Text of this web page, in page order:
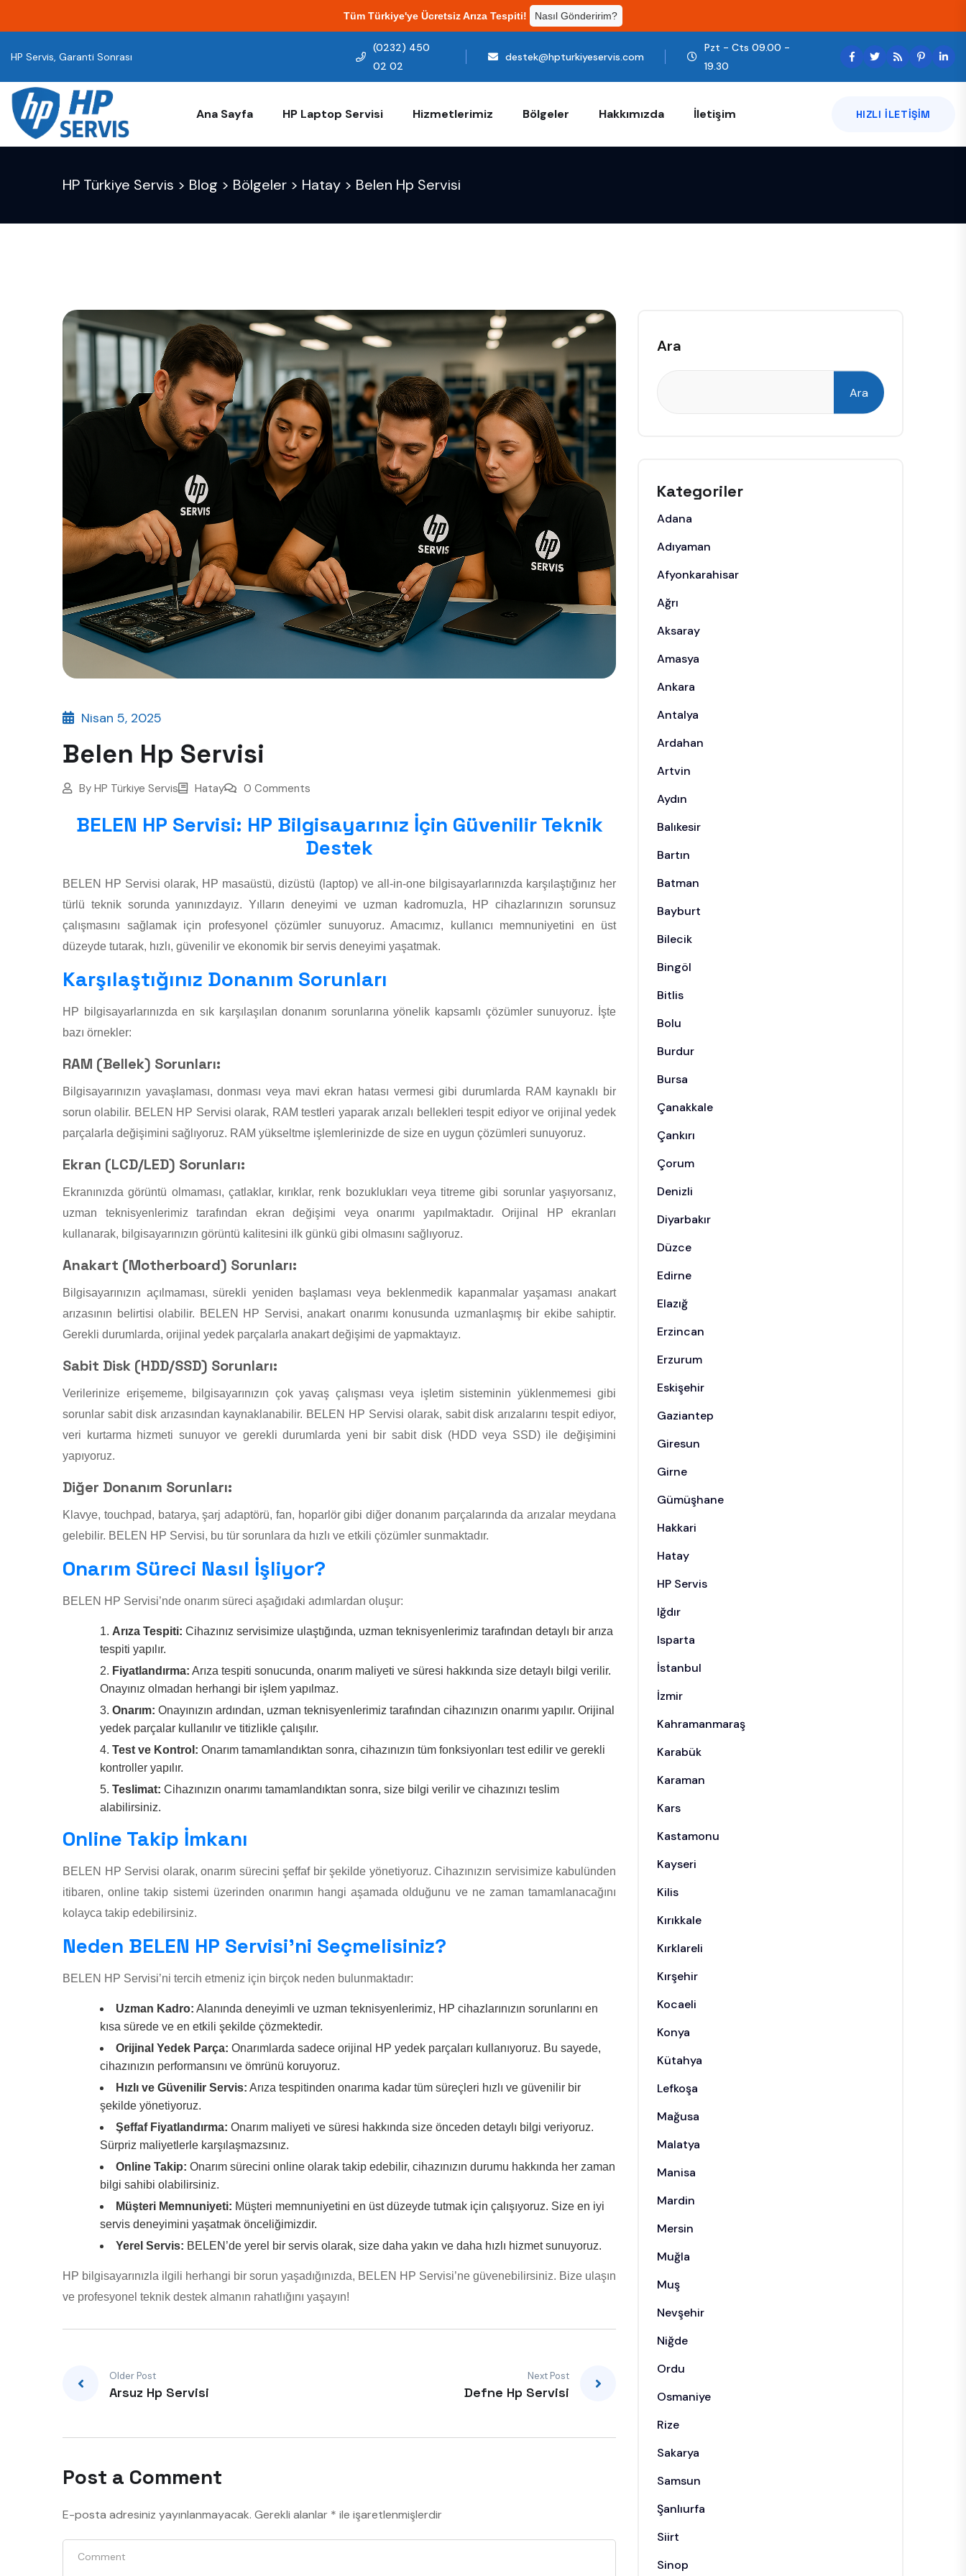
Tüm Türkiye'ye Ücretsiz Arıza Tespiti! Nasıl Gönderirim?
HP Servis, Garanti Sonrası
(0232) 450
02 02
destek@hpturkiyeservis.com
Pzt - Cts 09.00 -
19.30
Ana Sayfa HP Laptop Servisi Hizmetlerimiz Bölgeler Hakkımızda İletişim HIZLI ILETIŞIM
HP Türkiye Servis > Blog > Bölgeler > Hatay > Belen Hp Servisi
Nisan 5, 2025
Belen Hp Servisi
By HP Türkiye Servis Hatay 0 Comments
BELEN HP Servisi: HP Bilgisayarınız İçin Güvenilir Teknik
Destek
BELEN HP Servisi olarak, HP masaüstü, dizüstü (laptop) ve all-in-one bilgisayarlarınızda karşılaştığınız her
türlü teknik sorunda yanınızdayız. Yılların deneyimi ve uzman kadromuzla, HP cihazlarınızın sorunsuz
çalışmasını sağlamak için profesyonel çözümler sunuyoruz. Amacımız, kullanıcı memnuniyetini en üst
düzeyde tutarak, hızlı, güvenilir ve ekonomik bir servis deneyimi yaşatmak.
Karşılaştığınız Donanım Sorunları
HP bilgisayarlarınızda en sık karşılaşılan donanım sorunlarına yönelik kapsamlı çözümler sunuyoruz. İşte
bazı örnekler:
RAM (Bellek) Sorunları:
Bilgisayarınızın yavaşlaması, donması veya mavi ekran hatası vermesi gibi durumlarda RAM kaynaklı bir
sorun olabilir. BELEN HP Servisi olarak, RAM testleri yaparak arızalı bellekleri tespit ediyor ve orijinal yedek
parçalarla değişimini sağlıyoruz. RAM yükseltme işlemlerinizde de size en uygun çözümleri sunuyoruz.
Ekran (LCD/LED) Sorunları:
Ekranınızda görüntü olmaması, çatlaklar, kırıklar, renk bozuklukları veya titreme gibi sorunlar yaşıyorsanız,
uzman teknisyenlerimiz tarafından ekran değişimi veya onarımı yapılmaktadır. Orijinal HP ekranları
kullanarak, bilgisayarınızın görüntü kalitesini ilk günkü gibi olmasını sağlıyoruz.
Anakart (Motherboard) Sorunları:
Bilgisayarınızın açılmaması, sürekli yeniden başlaması veya beklenmedik kapanmalar yaşaması anakart
arızasının belirtisi olabilir. BELEN HP Servisi, anakart onarımı konusunda uzmanlaşmış bir ekibe sahiptir.
Gerekli durumlarda, orijinal yedek parçalarla anakart değişimi de yapmaktayız.
Sabit Disk (HDD/SSD) Sorunları:
Verilerinize erişememe, bilgisayarınızın çok yavaş çalışması veya işletim sisteminin yüklenmemesi gibi
sorunlar sabit disk arızasından kaynaklanabilir. BELEN HP Servisi olarak, sabit disk arızalarını tespit ediyor,
veri kurtarma hizmeti sunuyor ve gerekli durumlarda yeni bir sabit disk (HDD veya SSD) ile değişimini
yapıyoruz.
Diğer Donanım Sorunları:
Klavye, touchpad, batarya, şarj adaptörü, fan, hoparlör gibi diğer donanım parçalarında da arızalar meydana
gelebilir. BELEN HP Servisi, bu tür sorunlara da hızlı ve etkili çözümler sunmaktadır.
Onarım Süreci Nasıl İşliyor?
BELEN HP Servisi’nde onarım süreci aşağıdaki adımlardan oluşur:
Arıza Tespiti: Cihazınız servisimize ulaştığında, uzman teknisyenlerimiz tarafından detaylı bir arıza
tespiti yapılır.
Fiyatlandırma: Arıza tespiti sonucunda, onarım maliyeti ve süresi hakkında size detaylı bilgi verilir.
Onayınız olmadan herhangi bir işlem yapılmaz.
Onarım: Onayınızın ardından, uzman teknisyenlerimiz tarafından cihazınızın onarımı yapılır. Orijinal
yedek parçalar kullanılır ve titizlikle çalışılır.
Test ve Kontrol: Onarım tamamlandıktan sonra, cihazınızın tüm fonksiyonları test edilir ve gerekli
kontroller yapılır.
Teslimat: Cihazınızın onarımı tamamlandıktan sonra, size bilgi verilir ve cihazınızı teslim
alabilirsiniz.
Online Takip İmkanı
BELEN HP Servisi olarak, onarım sürecini şeffaf bir şekilde yönetiyoruz. Cihazınızın servisimize kabulünden
itibaren, online takip sistemi üzerinden onarımın hangi aşamada olduğunu ve ne zaman tamamlanacağını
kolayca takip edebilirsiniz.
Neden BELEN HP Servisi’ni Seçmelisiniz?
BELEN HP Servisi’ni tercih etmeniz için birçok neden bulunmaktadır:
Uzman Kadro: Alanında deneyimli ve uzman teknisyenlerimiz, HP cihazlarınızın sorunlarını en
kısa sürede ve en etkili şekilde çözmektedir.
Orijinal Yedek Parça: Onarımlarda sadece orijinal HP yedek parçaları kullanıyoruz. Bu sayede,
cihazınızın performansını ve ömrünü koruyoruz.
Hızlı ve Güvenilir Servis: Arıza tespitinden onarıma kadar tüm süreçleri hızlı ve güvenilir bir
şekilde yönetiyoruz.
Şeffaf Fiyatlandırma: Onarım maliyeti ve süresi hakkında size önceden detaylı bilgi veriyoruz.
Sürpriz maliyetlerle karşılaşmazsınız.
Online Takip: Onarım sürecini online olarak takip edebilir, cihazınızın durumu hakkında her zaman
bilgi sahibi olabilirsiniz.
Müşteri Memnuniyeti: Müşteri memnuniyetini en üst düzeyde tutmak için çalışıyoruz. Size en iyi
servis deneyimini yaşatmak önceliğimizdir.
Yerel Servis: BELEN’de yerel bir servis olarak, size daha yakın ve daha hızlı hizmet sunuyoruz.
HP bilgisayarınızla ilgili herhangi bir sorun yaşadığınızda, BELEN HP Servisi’ne güvenebilirsiniz. Bize ulaşın
ve profesyonel teknik destek almanın rahatlığını yaşayın!
Older Post
Arsuz Hp Servisi
Next Post
Defne Hp Servisi
Post a Comment
E-posta adresiniz yayınlanmayacak. Gerekli alanlar * ile işaretlenmişlerdir
Ara
Ara
Kategoriler
Adana
Adıyaman
Afyonkarahisar
Ağrı
Aksaray
Amasya
Ankara
Antalya
Ardahan
Artvin
Aydın
Balıkesir
Bartın
Batman
Bayburt
Bilecik
Bingöl
Bitlis
Bolu
Burdur
Bursa
Çanakkale
Çankırı
Çorum
Denizli
Diyarbakır
Düzce
Edirne
Elazığ
Erzincan
Erzurum
Eskişehir
Gaziantep
Giresun
Girne
Gümüşhane
Hakkari
Hatay
HP Servis
Iğdır
Isparta
İstanbul
İzmir
Kahramanmaraş
Karabük
Karaman
Kars
Kastamonu
Kayseri
Kilis
Kırıkkale
Kırklareli
Kırşehir
Kocaeli
Konya
Kütahya
Lefkoşa
Mağusa
Malatya
Manisa
Mardin
Mersin
Muğla
Muş
Nevşehir
Niğde
Ordu
Osmaniye
Rize
Sakarya
Samsun
Şanlıurfa
Siirt
Sinop